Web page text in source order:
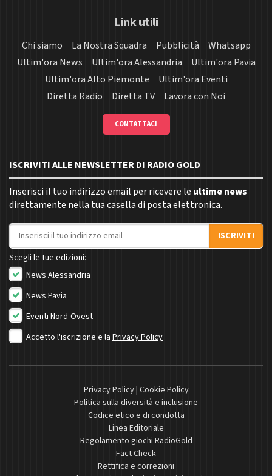
Link utili
Chi siamo La Nostra Squadra Pubblicità
Whatsapp
Ultim'ora News
Ultim'ora Alessandria
Ultim'ora Pavia
Ultim'ora Alto Piemonte
Ultim'ora Eventi
Diretta Radio
Diretta TV Lavora con Noi
CONTATTACI
ISCRIVITI ALLE NEWSLETTER DI RADIO GOLD
Inserisci il tuo indirizzo email per ricevere le ultime news
direttamente nella tua casella di posta elettronica.
Indirizzo email
ISCRIVITI
Scegli le tue edizioni:
News Alessandria
News Pavia
Eventi Nord-Ovest
Accetto l'iscrizione e la Privacy Policy
Privacy Policy| Cookie Policy
Politica sulla diversità e inclusione
Codice etico e di condotta
Linea Editoriale
Regolamento giochi RadioGold
Fact Check
Rettifica e correzioni